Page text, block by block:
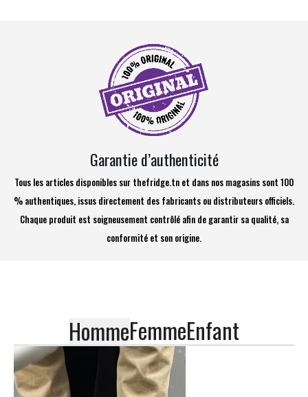
Garantie d’authenticité
Tous les articles disponibles sur thefridge.tn et dans nos magasins sont 100
% authentiques, issus directement des fabricants ou distributeurs officiels.
Chaque produit est soigneusement contrôlé afin de garantir sa qualité, sa
conformité et son origine.
HommeFemmeEnfant